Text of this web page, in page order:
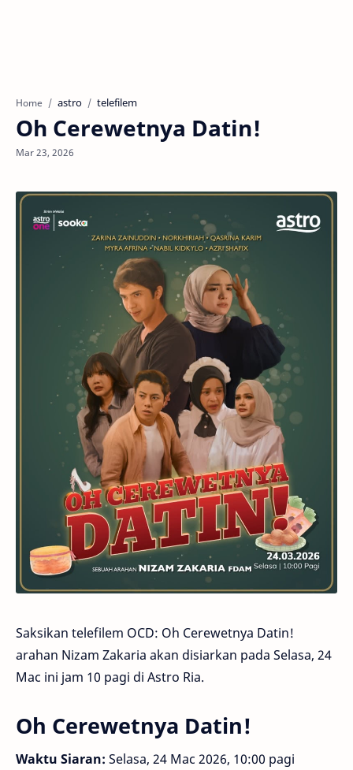
Home astro telefilem
Oh Cerewetnya Datin!
Saksikan telefilem OCD: Oh Cerewetnya Datin!
arahan Nizam Zakaria akan disiarkan pada Selasa, 24
Mac ini jam 10 pagi di Astro Ria.
Oh Cerewetnya Datin!
Waktu Siaran: Selasa, 24 Mac 2026, 10:00 pagi